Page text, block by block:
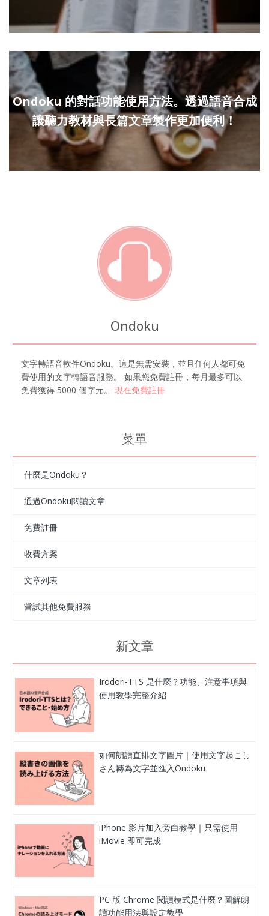
Ondoku 的對話功能使用方法。透過語音合成
讓聽力教材與長篇文章製作更加便利！
Ondoku
文字轉語音軟件Ondoku。這是無需安裝，並且任何人都可免
費使用的文字轉語音服務。 如果您免費註冊，每月最多可以
免費獲得 5000 個字元。 現在免費註冊
菜單
什麼是Ondoku？
通過Ondoku閱讀文章
免費註冊
收費方案
文章列表
嘗試其他免費服務
新文章
Irodori-TTS 是什麼？功能、注意事項與
使用教學完整介紹
如何朗讀直排文字圖片｜使用文字起こし
さん轉為文字並匯入Ondoku
iPhone 影片加入旁白教學｜只需使用
iMovie 即可完成
PC 版 Chrome 閱讀模式是什麼？圖解朗
讀功能用法與設定教學